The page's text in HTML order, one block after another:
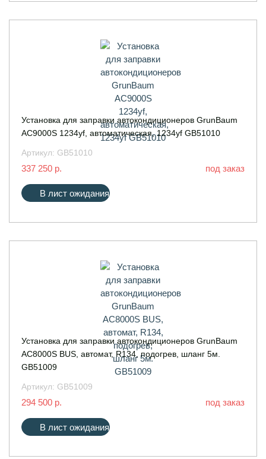
Установка для заправки автокондиционеров GrunBaum
AC9000S 1234yf, автоматическая, 1234yf GB51010
Артикул: GB51010
337 250 р. под заказ
В лист ожидания
Установка для заправки автокондиционеров GrunBaum
AC8000S BUS, автомат, R134, подогрев, шланг 5м.
GB51009
Артикул: GB51009
294 500 р. под заказ
В лист ожидания